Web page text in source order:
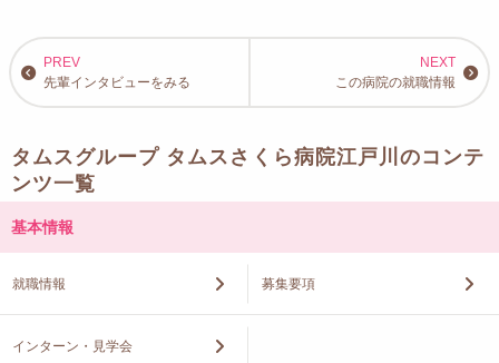
先輩インタビューをみる この病院の就職情報
タムスグループ タムスさくら病院江戸川のコンテ
ンツ一覧
基本情報
就職情報 募集要項
インターン・見学会